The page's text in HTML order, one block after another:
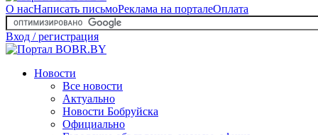
О насНаписать письмоРеклама на порталеОплата
Вход / регистрация
Новости
Все новости
Актуально
Новости Бобруйска
Официально